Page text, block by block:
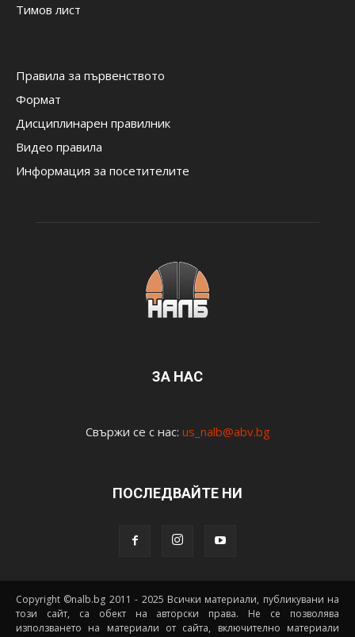
Тимов лист
Правила за първенството
Формат
Дисциплинарен правилник
Видео правила
Информация за посетителите
ЗА НАС
Свържи се с нас: us_nalb@abv.bg
ПОСЛЕДВАЙТЕ НИ
Copyright ©nalb.bg 2011 - 2025 Всички материали, публикувани на
този сайт, са обект на авторски права. Не се позволява
използването на материали от сайта, включително материали